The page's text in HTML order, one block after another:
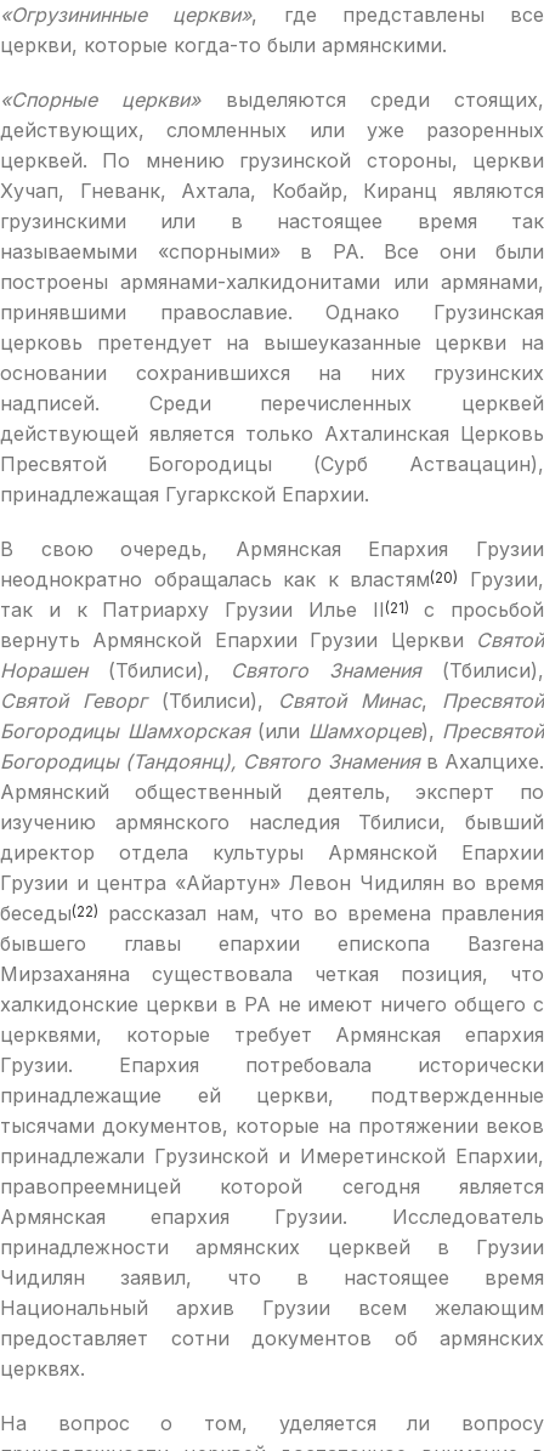
«Огрузининные церкви», где представлены все
церкви, которые когда-то были армянскими.
«Спорные церкви» выделяются среди стоящих,
действующих, сломленных или уже разоренных
церквей. По мнению грузинской стороны, церкви
Хучап, Гневанк, Ахтала, Кобайр, Киранц являются
грузинскими или в настоящее время так
называемыми «спорными» в РА. Все они были
построены армянами-халкидонитами или армянами,
принявшими православие. Однако Грузинская
церковь претендует на вышеуказанные церкви на
основании сохранившихся на них грузинских
надписей. Среди перечисленных церквей
действующей является только Ахталинская Церковь
Пресвятой Богородицы (Сурб Аствацацин),
принадлежащая Гугаркской Епархии.
В свою очередь, Армянская Епархия Грузии
неоднократно обращалась как к властям(20)
Грузии,
так и к Патриарху Грузии Илье II (21)
с просьбой
вернуть Армянской Епархии Грузии Церкви Святой
Норашен(Тбилиси), Святого Знамения(Тбилиси),
Святой Геворг(Тбилиси), Святой Минас, Пресвятой
Богородицы Шамхорская(или Шамхорцев), Пресвятой
Богородицы (Тандоянц), Святого Знаменияв Ахалцихе.
Армянский общественный деятель, эксперт по
изучению армянского наследия Тбилиси, бывший
директор отдела культуры Армянской Епархии
Грузии и центра «Айартун» Левон Чидилян во время
беседы(22)
рассказал нам, что во времена правления
бывшего главы епархии епископа Вазгена
Мирзаханяна существовала четкая позиция, что
халкидонские церкви в РА не имеют ничего общего с
церквями, которые требует Армянская епархия
Грузии. Епархия потребовала исторически
принадлежащие ей церкви, подтвержденные
тысячами документов, которые на протяжении веков
принадлежали Грузинской и Имеретинской Епархии,
правопреемницей которой сегодня является
Армянская епархия Грузии. Исследователь
принадлежности армянских церквей в Грузии
Чидилян заявил, что в настоящее время
Национальный архив Грузии всем желающим
предоставляет сотни документов об армянских
церквях.
На вопрос о том, уделяется ли вопросу